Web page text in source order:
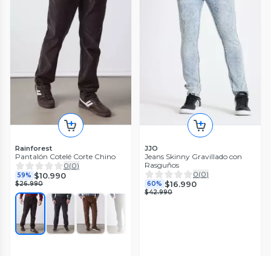
Rainforest
Pantalón Cotelé Corte Chino
0(0)
59% $10.990
$26.990
JJO
Jeans Skinny Gravillado con
Rasguños
0(0)
60% $16.990
$42.990